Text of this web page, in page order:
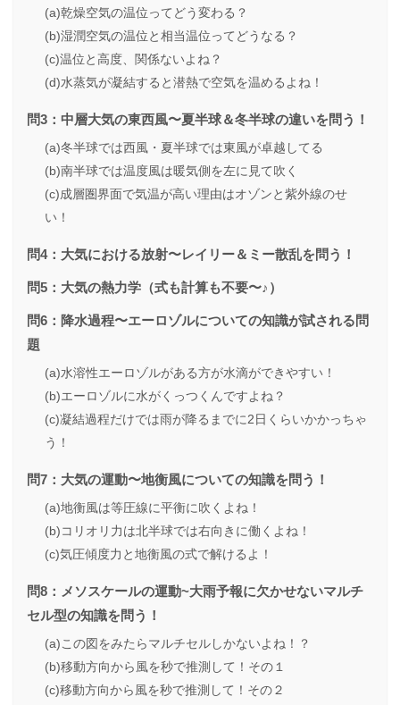
(a)乾燥空気の温位ってどう変わる？
(b)湿潤空気の温位と相当温位ってどうなる？
(c)温位と高度、関係ないよね？
(d)水蒸気が凝結すると潜熱で空気を温めるよね！
問3：中層大気の東西風〜夏半球＆冬半球の違いを問う！
(a)冬半球では西風・夏半球では東風が卓越してる
(b)南半球では温度風は暖気側を左に見て吹く
(c)成層圏界面で気温が高い理由はオゾンと紫外線のせ
い！
問4：大気における放射〜レイリー＆ミー散乱を問う！
問5：大気の熱力学（式も計算も不要〜♪）
問6：降水過程〜エーロゾルについての知識が試される問
題
(a)水溶性エーロゾルがある方が水滴ができやすい！
(b)エーロゾルに水がくっつくんですよね？
(c)凝結過程だけでは雨が降るまでに2日くらいかかっちゃ
う！
問7：大気の運動〜地衡風についての知識を問う！
(a)地衡風は等圧線に平衡に吹くよね！
(b)コリオリ力は北半球では右向きに働くよね！
(c)気圧傾度力と地衡風の式で解けるよ！
問8：メソスケールの運動~大雨予報に欠かせないマルチ
セル型の知識を問う！
(a)この図をみたらマルチセルしかないよね！？
(b)移動方向から風を秒で推測して！その１
(c)移動方向から風を秒で推測して！その２